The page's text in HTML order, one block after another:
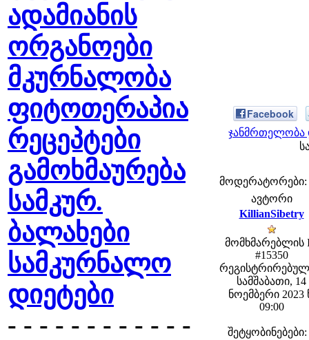
ადამიანის
ორგანოები
მკურნალობა
ფიტოთერაპია
რეცეპტები
გამოხმაურება
სამკურ.
ბალახები
სამკურნალო
დიეტები
- - - - - - - - - - - -
Facebook
ჯანმრთელობა
მოდერატორები:
ავტორი
KillianSibetry
მომხმარებლის
#15350
სამშაბათი, 14
ნოემბერი 2023
09:00
შეტყობინებები: